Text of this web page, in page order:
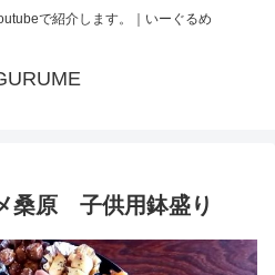
で紹介します。｜いーぐるめ
桑原 子供用鉢盛り